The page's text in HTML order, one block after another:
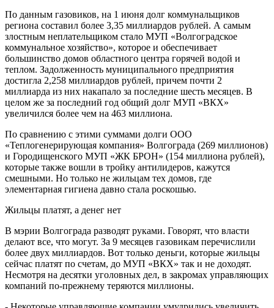
По данным газовиков, на 1 июня долг коммунальщиков
региона составил более 3,35 миллиардов рублей. А самым
злостным неплательщиком стало МУП «Волгоградское
коммунальное хозяйство», которое и обеспечивает
большинство домов областного центра горячей водой и
теплом. Задолженность муниципального предприятия
достигла 2,258 миллиардов рублей, причем почти 2
миллиарда из них накапало за последние шесть месяцев. В
целом же за последний год общий долг МУП «ВКХ»
увеличился более чем на 463 миллиона.
По сравнению с этими суммами долги ООО
«Теплогенерирующая компания» Волгограда (269 миллионов)
и Городищенского МУП «ЖК БРОН» (154 миллиона рублей),
которые также вошли в тройку антилидеров, кажутся
смешными. Но только не жильцам тех домов, где
элементарная гигиена давно стала роскошью.
Жильцы платят, а денег нет
В мэрии Волгограда разводят руками. Говорят, что власти
делают все, что могут. За 9 месяцев газовикам перечислили
более двух миллиардов. Вот только деньги, которые жильцы
сейчас платят по счетам, до МУП «ВКХ» так и не доходят.
Несмотря на десятки уголовных дел, в закромах управляющих
компаний по-прежнему теряются миллионы.